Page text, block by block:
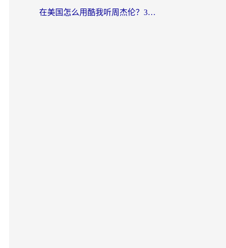
在美国怎么用酷我听周杰伦？3步搞定海外听歌难题